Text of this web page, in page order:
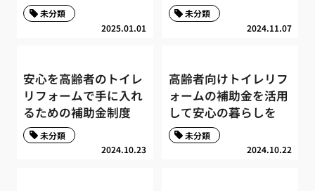
2025.01.01
未分類
2024.11.07
未分類
安心を高齢者のトイレ
リフォームで手に入れ
るための補助金制度
2024.10.23
未分類
高齢者向けトイレリフ
ォームの補助金を活用
して安心の暮らしを
2024.10.22
未分類